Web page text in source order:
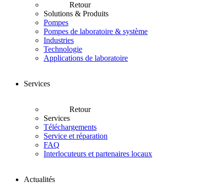
Retour
Solutions & Produits
Pompes
Pompes de laboratoire & système
Industries
Technologie
Applications de laboratoire
Services
Retour
Services
Téléchargements
Service et réparation
FAQ
Interlocuteurs et partenaires locaux
Actualités